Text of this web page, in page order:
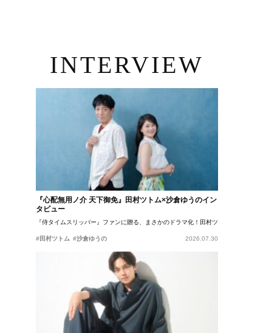
INTERVIEW
『心配無用ノ介 天下御免』田村ツトム×沙倉ゆうのイン
タビュー
『侍タイムスリッパー』ファンに贈る、まさかのドラマ化！田村ツトム×沙倉ゆうのが語
#田村ツトム #沙倉ゆうの 2026.07.30